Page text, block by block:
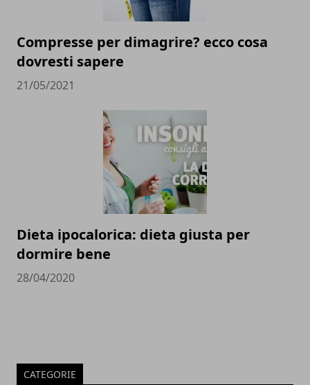
Compresse per dimagrire? ecco cosa
dovresti sapere
21/05/2021
Dieta ipocalorica: dieta giusta per
dormire bene
28/04/2020
CATEGORIE